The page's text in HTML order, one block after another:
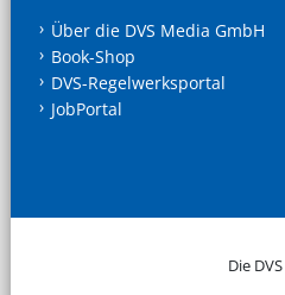
Über die DVS Media GmbH
Book-Shop
DVS-Regelwerksportal
JobPortal
Die